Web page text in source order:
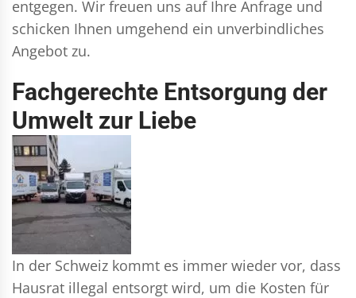
entgegen. Wir freuen uns auf Ihre Anfrage und
schicken Ihnen umgehend ein unverbindliches
Angebot zu.
Fachgerechte Entsorgung der
Umwelt zur Liebe
In der Schweiz kommt es immer wieder vor, dass
Hausrat illegal entsorgt wird, um die Kosten für